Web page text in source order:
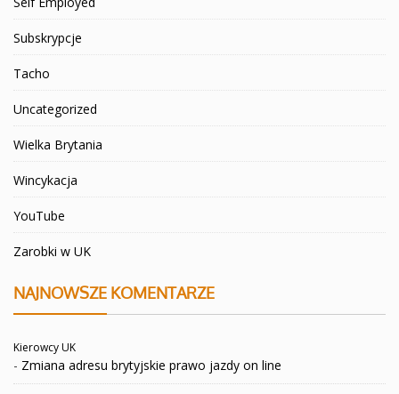
Subskrypcje
Tacho
Uncategorized
Wielka Brytania
Wincykacja
YouTube
Zarobki w UK
NAJNOWSZE KOMENTARZE
Kierowcy UK
- Zmiana adresu brytyjskie prawo jazdy on line